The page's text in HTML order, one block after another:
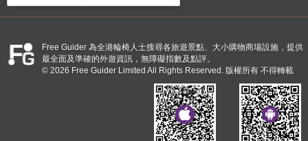
Free Guider 為全港輪椅人士搜尋各旅遊景點、大小購物商場設施，提供
最全面及準確的外遊資訊，無障礙指數及點評。
© 2026 Free Guider Limited All Rights Reserved. 版權所有 不得轉載